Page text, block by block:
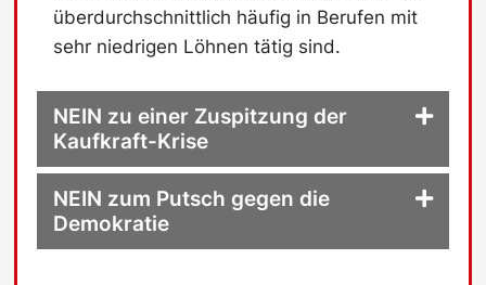
überdurchschnittlich häufig in Berufen mit
sehr niedrigen Löhnen tätig sind.
NEIN zu einer Zuspitzung der
Kaufkraft-Krise
NEIN zum Putsch gegen die
Demokratie